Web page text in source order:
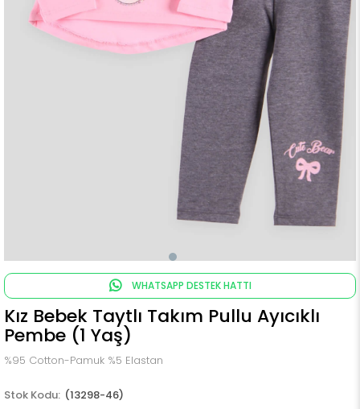
WHATSAPP DESTEK HATTI
Kız Bebek Taytlı Takım Pullu Ayıcıklı
Pembe (1 Yaş)
%95 Cotton-Pamuk %5 Elastan
(13298-46)